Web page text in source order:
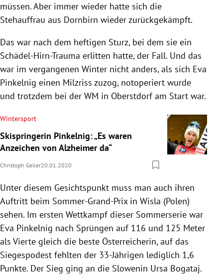
müssen. Aber immer wieder hatte sich die
Stehauffrau aus Dornbirn wieder zurückgekämpft.
Das war nach dem heftigen Sturz, bei dem sie ein
Schädel-Hirn-Trauma erlitten hatte, der Fall. Und das
war im vergangenen Winter nicht anders, als sich Eva
Pinkelnig einen Milzriss zuzog, notoperiert wurde
und trotzdem bei der WM in Oberstdorf am Start war.
Wintersport
Skispringerin Pinkelnig: „Es waren
Anzeichen von Alzheimer da“
Christoph Geiler20.01.2020
Unter diesem Gesichtspunkt muss man auch ihren
Auftritt beim Sommer-Grand-Prix in Wisla (Polen)
sehen. Im ersten Wettkampf dieser Sommerserie war
Eva Pinkelnig nach Sprüngen auf 116 und 125 Meter
als Vierte gleich die beste Österreicherin, auf das
Siegespodest fehlten der 33-Jährigen lediglich 1,6
Punkte. Der Sieg ging an die Slowenin Ursa Bogataj.